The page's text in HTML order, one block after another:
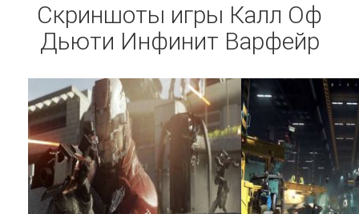
Скриншоты игры Калл Оф
Дьюти Инфинит Варфейр